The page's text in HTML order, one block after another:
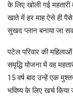
के लिए खोली गई
खाते में हर माह ऐसे ही
सुखद प्लान बनाया जा
पटेल परिवार की
समृद्धि योजना में वह
15 वर्ष बाद उन्हें एक
भविष्य के लिए खर्च